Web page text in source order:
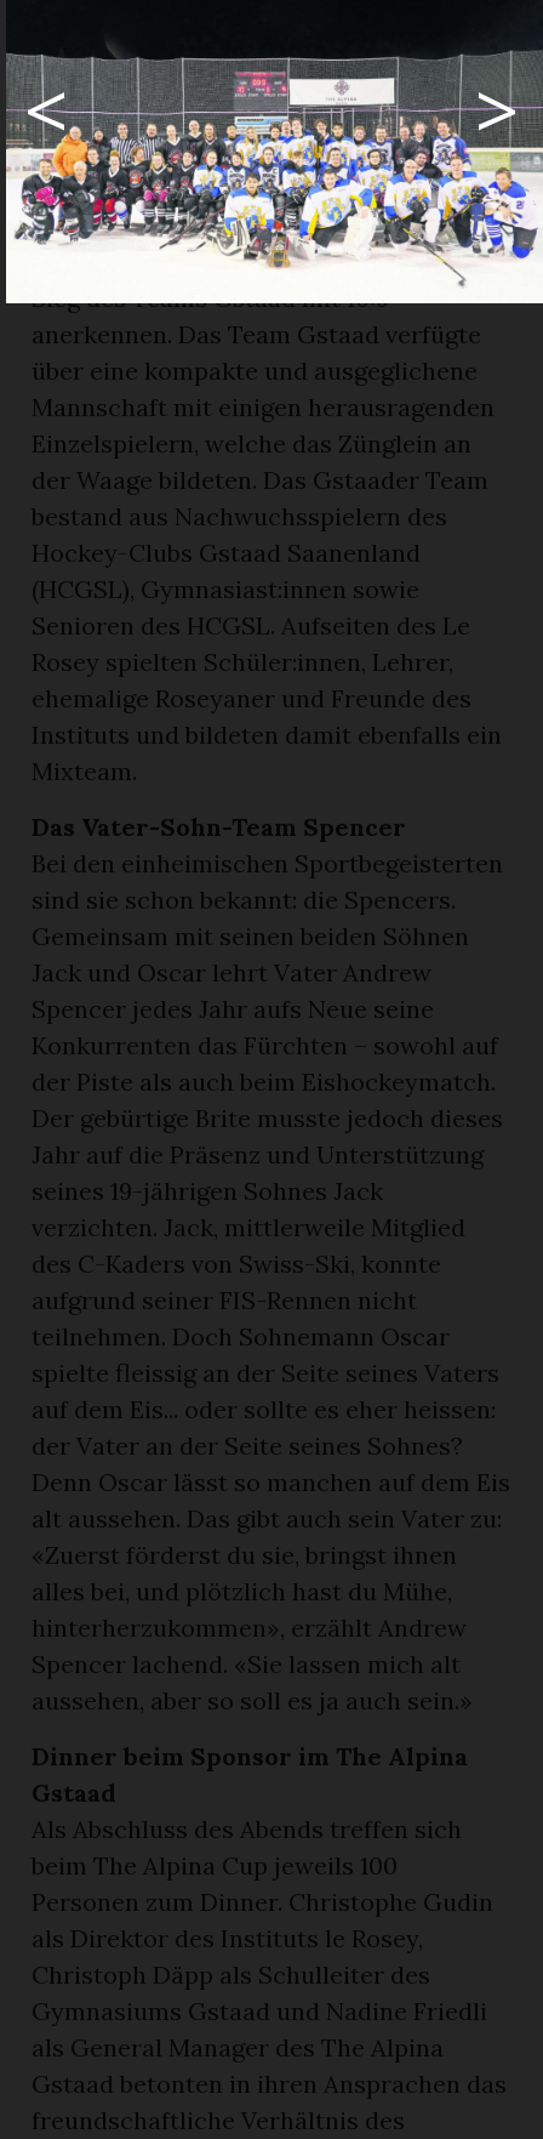
dem Ersatz des Torhüters durch einen
sechsten Feldspieler schaffte das Le
Rosey den Ausgleich nicht mehr. Obwohl
Oscar vom Le Rosey die Zuschauer:innen
mit einem Hattrick im ersten Drittel ins
Staunen versetzte, musste das
Eliteinternat schliesslich den verdienten
Sieg des Teams Gstaad mit 10:9
anerkennen. Das Team Gstaad verfügte
über eine kompakte und ausgeglichene
Mannschaft mit einigen herausragenden
Einzelspielern, welche das Zünglein an
der Waage bildeten. Das Gstaader Team
bestand aus Nachwuchsspielern des
Hockey-Clubs Gstaad Saanenland
(HCGSL), Gymnasiast:innen sowie
Senioren des HCGSL. Aufseiten des Le
Rosey spielten Schüler:innen, Lehrer,
ehemalige Roseyaner und Freunde des
Instituts und bildeten damit ebenfalls ein
Mixteam.
Das Vater-Sohn-Team Spencer
Bei den einheimischen Sportbegeisterten
sind sie schon bekannt: die Spencers.
Gemeinsam mit seinen beiden Söhnen
Jack und Oscar lehrt Vater Andrew
Spencer jedes Jahr aufs Neue seine
Konkurrenten das Fürchten – sowohl auf
der Piste als auch beim Eishockeymatch.
Der gebürtige Brite musste jedoch dieses
Jahr auf die Präsenz und Unterstützung
seines 19-jährigen Sohnes Jack
verzichten. Jack, mittlerweile Mitglied
des C-Kaders von Swiss-Ski, konnte
aufgrund seiner FIS-Rennen nicht
teilnehmen. Doch Sohnemann Oscar
spielte fleissig an der Seite seines Vaters
auf dem Eis... oder sollte es eher heissen:
der Vater an der Seite seines Sohnes?
Denn Oscar lässt so manchen auf dem Eis
alt aussehen. Das gibt auch sein Vater zu:
«Zuerst förderst du sie, bringst ihnen
alles bei, und plötzlich hast du Mühe,
hinterherzukommen», erzählt Andrew
Spencer lachend. «Sie lassen mich alt
aussehen, aber so soll es ja auch sein.»
Dinner beim Sponsor im The Alpina
Gstaad
Als Abschluss des Abends treffen sich
beim The Alpina Cup jeweils 100
Personen zum Dinner. Christophe Gudin
als Direktor des Instituts le Rosey,
Christoph Däpp als Schulleiter des
Gymnasiums Gstaad und Nadine Friedli
als General Manager des The Alpina
Gstaad betonten in ihren Ansprachen das
freundschaftliche Verhältnis des
< >